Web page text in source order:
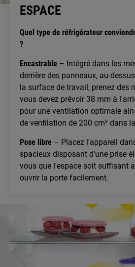
ESPACE
Quel type de réfrigérateur
?
Encastrable – Intégré dans les
derrière des panneaux, au-
la surface de travail, prenez des
vous devez prévoir 38 mm à
pour une ventilation optimale
de ventilation de 200 cm² dans
Pose libre – Placez l'appareil
spacieux disposant d'une prise
vous que l'espace soit suffisant
ouvrir la porte facilement.